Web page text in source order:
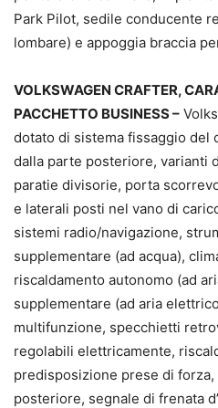
Park Pilot, sedile conducente
lombare) e appoggia braccia
VOLKSWAGEN CRAFTER,
PACCHETTO BUSINESS –
dotato di sistema fissaggio del
dalla parte posteriore, varianti
paratie divisorie, porta
e laterali posti nel vano di
sistemi radio/navigazione,
supplementare (ad acqua),
riscaldamento autonomo (ad
supplementare (ad aria
multifunzione, specchietti
regolabili elettricamente,
predisposizione prese di
posteriore, segnale di frenata